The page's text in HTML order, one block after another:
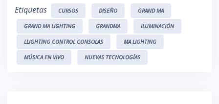
Etiquetas CURSOS DISEÑO GRAND MA
GRAND MA LIGHTING GRANDMA ILUMINACIÓN
LLIGHTING CONTROL CONSOLAS MA LIGHTING
MÚSICA EN VIVO NUEVAS TECNOLOGÍAS